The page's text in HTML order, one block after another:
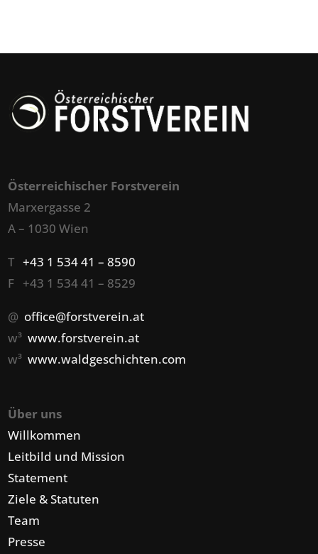
Österreichischer Forstverein
Marxergasse 2
A – 1030 Wien
T+43 1 534 41 – 8590
F +43 1 534 41 – 8529
@ office@forstverein.at
w³www.forstverein.at
w³www.waldgeschichten.com
Über uns
Willkommen
Leitbild und Mission
Statement
Ziele & Statuten
Team
Presse